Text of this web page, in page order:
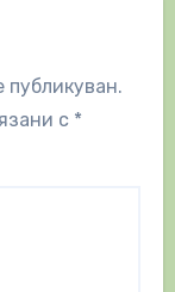
с *